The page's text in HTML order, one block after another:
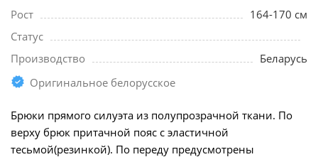
Рост
164-170 см
Статус
Производство
Беларусь
Оригинальное белорусское
Брюки прямого силуэта из полупрозрачной ткани. По
верху брюк притачной пояс с эластичной
тесьмой(резинкой). По переду предусмотрены